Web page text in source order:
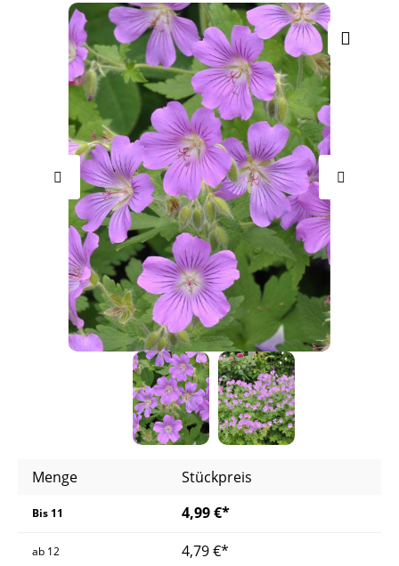
Menge Stückpreis
Bis 11 4,99 €*
ab 12 4,79 €*